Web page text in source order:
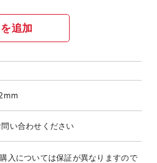
問い合わせください
入については保証が異なりますので